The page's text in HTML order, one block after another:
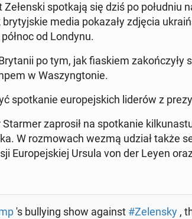
spo­tka­ją się dziś po
bry­tyj­skie media po­ka­za­ły zdjęcia
od Londynu.
po tym, jak fia­skiem
w Wa­szyng­to­nie.
spo­tka­nie eu­ro­pej­skich liderów z
za­pro­sił na spo­tka­nie
W roz­mo­wach wezmą udział także
Eu­ro­pej­skiej Ursula von der Leyen
's bul­ly­ing show against #Ze­len­sky,